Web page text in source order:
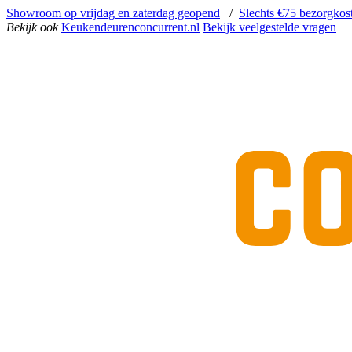
Showroom op vrijdag en zaterdag geopend / Slechts €75
Bekijk ook Keukendeurenconcurrent.nl Bekijk veelgestelde vragen